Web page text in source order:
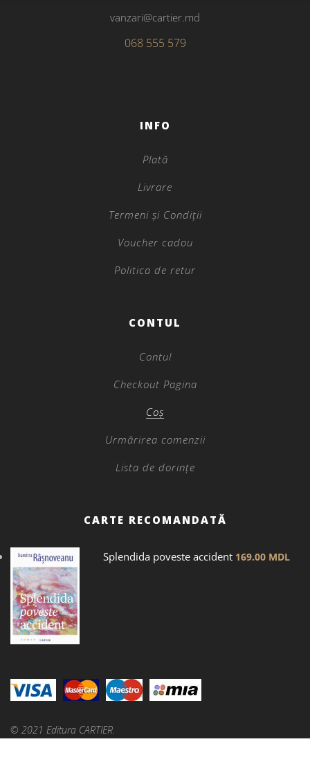
vanzari@cartier.md
068 555 579
INFO
Plată
Livrare
Termeni și Condiții
Voucher cadou
Politica de retur
CONTUL
Contul
Checkout Pagina
Coș
Urmărirea comenzii
Lista de dorințe
CARTE RECOMANDATĂ
Splendida poveste accident 169.00 MDL
© 2021 Editura CARTIER.